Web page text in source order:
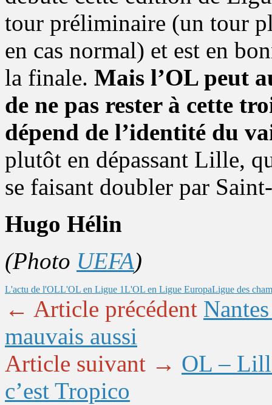
tour préliminaire (un tour
en cas normal) et est en
la finale. Mais l’OL peut
de ne pas rester à cette
dépend de l’identité du
plutôt en dépassant Lille,
se faisant doubler par
Hugo Hélin
(Photo UEFA)
L'actu de l'OLL'OL en Ligue 1L'OL en Ligue EuropaLigue des
← Article précédent
mauvais aussi
Article suivant → OL –
c’est Tropico